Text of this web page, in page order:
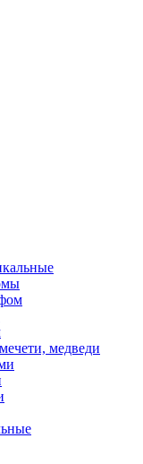
медведи